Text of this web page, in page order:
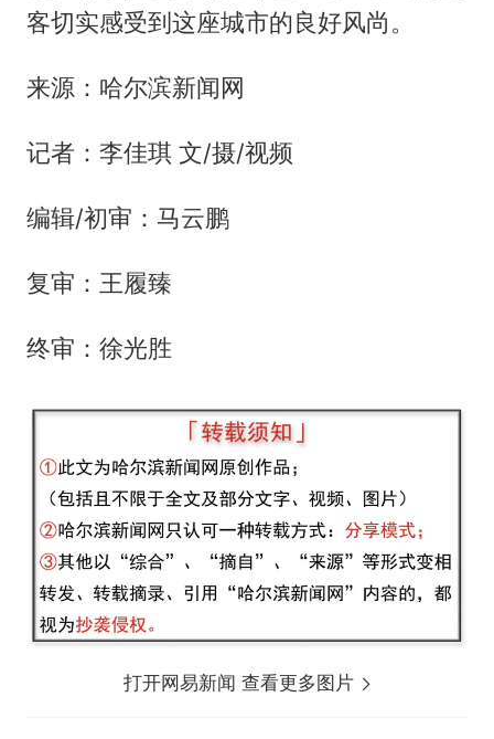
客切实感受到这座城市的良好风尚。
来源：哈尔滨新闻网
记者：李佳琪 文/摄/视频
编辑/初审：马云鹏
复审：王履臻
终审：徐光胜
打开网易新闻 查看更多图片